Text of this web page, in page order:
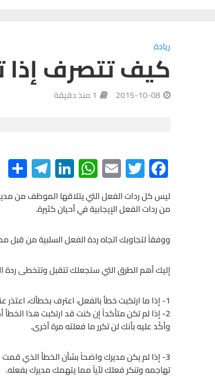
ريادة
كيف تتصرف إذا
2015-10-08 1 منذ دقيقة
F
ac
e
b
o
o
k
T
wi
tt
er
E
m
ail
W
h
at
s
A
p
p
Li
n
ke
dI
n
Te
le
gr
m
S
ليس كل ردات الفعل التي يتلاقها الموظف من
من ردات الفعل الإيجابية في أحيان كثيرة.
ووفقاً لتجاوبك اتجاه ردة الفعل السلبية من
إليك أهم الطرق التي ستجعلك تتقبل وتتخطى
1- إذا ما ارتكبت خطأ بالفعل، اعترف بخطأك، اعتذر عنه وقم بإصلاحه على أفضل وجه.
2- إذا لم تكن متأكداً إن كنت قد ارتكبت هذا الخطأ
وأكّد عليه بأنك لن تكرر ما فعلته مرة أخرى.
3- إذا لم يكن مديرك واضحاً بشأن الخطأ الذي قمت
تهاجمه وتنكر فعلك لأياً مما يتهمك مديرك بفعله.